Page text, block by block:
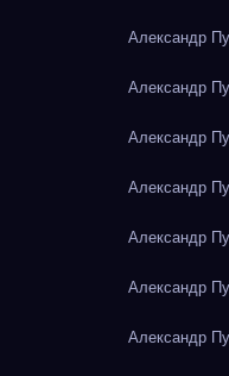
Александр
Александр
Александр
Александр
Александр
Александр
Александр